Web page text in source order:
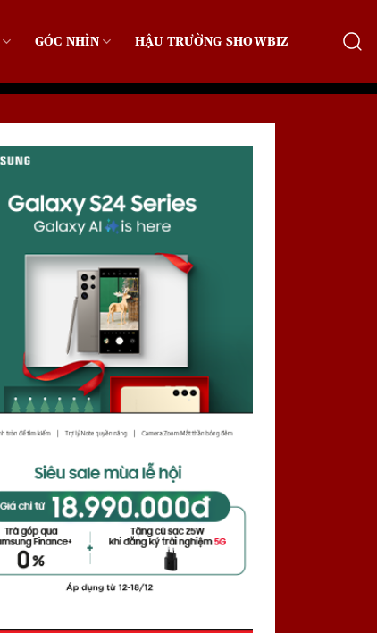
GÓC NHÌN HẬU TRƯỜNG SHOWBIZ